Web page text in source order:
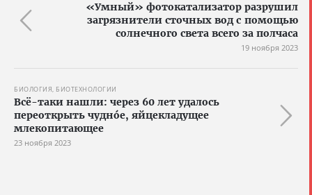
«Умный» фотокатализатор разрушил
загрязнители сточных вод с помощью
солнечного света всего за полчаса
19 ноября 2023
БИОЛОГИЯ, БИОТЕХНОЛОГИИ
Всё-таки нашли: через 60 лет удалось
переоткрыть чуднóе, яйцекладущее
млекопитающее
23 ноября 2023